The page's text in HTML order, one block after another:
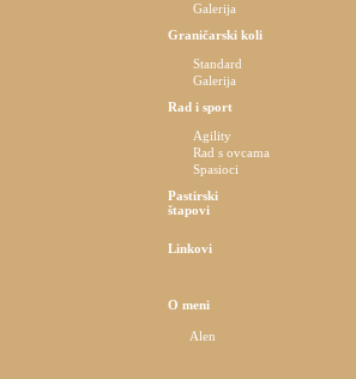
Galerija
Graničarski koli
Standard
Galerija
Rad i sport
Agility
Rad s ovcama
Spasioci
Pastirski
štapovi
Linkovi
O meni
Alen